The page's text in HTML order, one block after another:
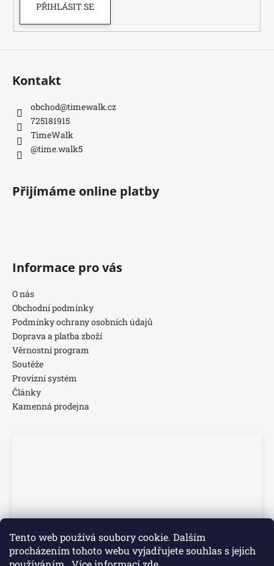
Tento web používá soubory cookie. Dalším
procházením tohoto webu vyjadřujete souhlas s jejich
PŘIHLÁSIT SE
Kontakt
obchod@timewalk.cz
725181915
TimeWalk
@time.walk5
Přijímáme online platby
Informace pro vás
O nás
Obchodní podmínky
Podmínky ochrany osobních údajů
Doprava a platba zboží
Věrnostní program
Soutěže
Provizní systém
Články
Kamenná prodejna